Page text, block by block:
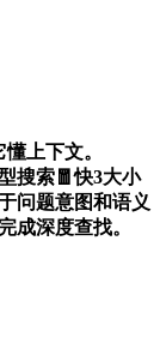
上下文。
搜索🧧快3大小
问题意图和语义
成深度查找。